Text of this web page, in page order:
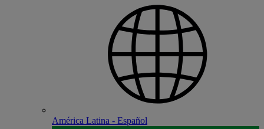
América Latina - Español